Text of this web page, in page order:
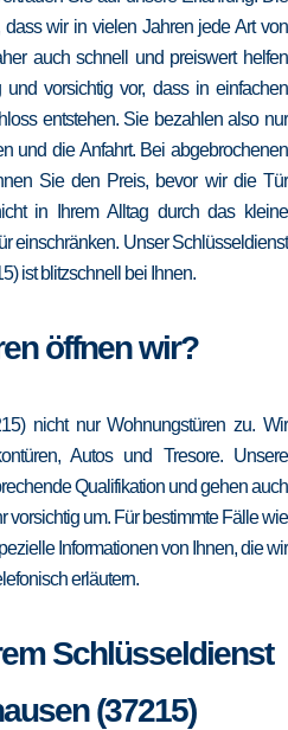
wir in vielen Jahren jede Art von
auch schnell und preiswert helfen
vorsichtig vor, dass in einfachen
entstehen. Sie bezahlen also nur
und die Anfahrt. Bei abgebrochenen
Sie den Preis, bevor wir die Tür
in Ihrem Alltag durch das kleine
einschränken. Unser Schlüsseldienst
ist blitzschnell bei Ihnen.
öffnen wir?
nicht nur Wohnungstüren zu. Wir
Autos und Tresore. Unsere
Qualifikation und gehen auch
vorsichtig um. Für bestimmte Fälle wie
Informationen von Ihnen, die wir
erläutern.
Schlüsseldienst
(37215)